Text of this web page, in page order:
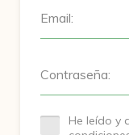
Email:
Contraseña:
He leído y